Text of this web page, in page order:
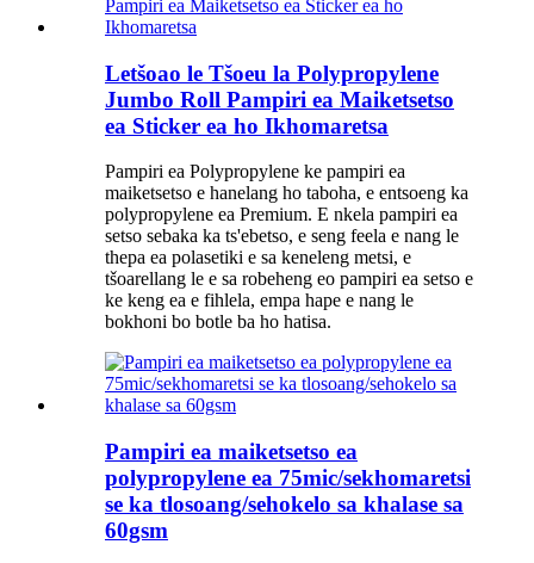
Letšoao le Tšoeu la Polypropylene
Jumbo Roll Pampiri ea Maiketsetso
ea Sticker ea ho Ikhomaretsa
Pampiri ea Polypropylene ke pampiri ea
maiketsetso e hanelang ho taboha, e entsoeng ka
polypropylene ea Premium. E nkela pampiri ea
setso sebaka ka ts'ebetso, e seng feela e nang le
thepa ea polasetiki e sa keneleng metsi, e
tšoarellang le e sa robeheng eo pampiri ea setso e
ke keng ea e fihlela, empa hape e nang le
bokhoni bo botle ba ho hatisa.
Pampiri ea maiketsetso ea
polypropylene ea 75mic/sekhomaretsi
se ka tlosoang/sehokelo sa khalase sa
60gsm